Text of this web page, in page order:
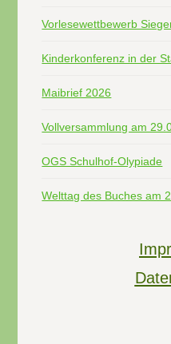
Vorlesewettbewerb
Kinderkonferenz in der
Maibrief 2026
Vollversammlung am
OGS Schulhof-Olypiade
Welttag des Buches am